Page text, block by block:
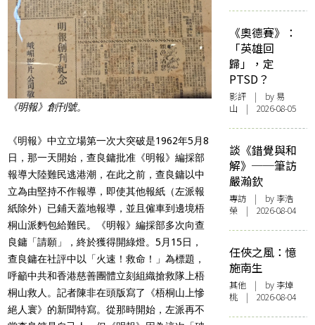
《明報》創刊號。
《明報》中立立場第一次大突破是1962年5月8
日，那一天開始 ，查良鏞批准《明報》編採部
報導大陸難民逃港潮，在此之前，查良鏞以中
立為由堅持不作報導，即使其他報紙（左派報
紙除外） 已鋪天蓋地報導，並且僱車到邊境梧
桐山派麪包給難民。《明報》編採部多次向查
良鏞「請願」，終於獲得開綠燈。5月15日，
查良鏞在社評中以「火速！救命！」為標題，
呼籲中共和香港慈善團體立刻組織搶救隊上梧
桐山救人。記者陳非在頭版寫了《梧桐山上慘
絕人寰》的新聞特寫。從那時開始， 左派再不
《奧德賽》：
「英雄回
歸」，定
PTSD？
影評 | by 易
山 | 2026-08-05
談《錯覺與和
解》──筆訪
嚴瀚欽
專訪 | by 李浩
榮 | 2026-08-04
任俠之風：憶
施南生
其他 | by 李焯
桃 | 2026-08-04